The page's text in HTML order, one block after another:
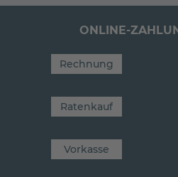
ONLINE-
Rechnung
Ratenkauf
Vorkasse